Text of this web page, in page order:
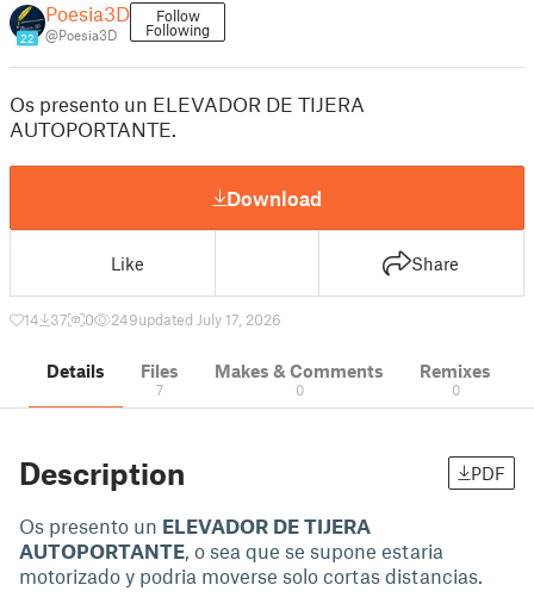
22
Poesia3D
@Poesia3D
Follow
Following
Os presento un ELEVADOR DE TIJERA
AUTOPORTANTE.
Download
Like Share
14 37 0 249updated July 17, 2026
Details Files
7
Makes & Comments
0
Remixes
0
Description PDF
Os presento un ELEVADOR DE TIJERA
AUTOPORTANTE, o sea que se supone estaria
motorizado y podria moverse solo cortas distancias.